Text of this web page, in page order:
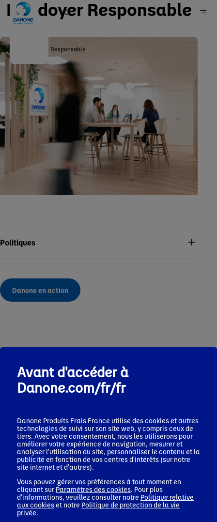
Danone en France
Engagements
Notre approche
Politiques, positions & rapports
Politiques et positions
Plaidoyer Responsable
Plaidoyer Responsable
Politiques
Danone en action
Découvrez aussi
Santé
Découvrez comment nos décennies de recherche en
Avant d'accéder à
Danone.com/fr/fr
Danone Produits Frais France utilise des cookies et autres
technologies de suivi sur son site web, y compris ceux de
tiers. Avec votre consentement, nous les utiliserons pour
améliorer votre expérience de navigation, mesurer et
analyser l'utilisation du site, personnaliser le contenu et la
publicité en fonction de vos centres d'intérêts (sur notre
site internet et d'autres).
Vous pouvez gérer vos préférences à tout moment en
cliquant sur Paramètres des cookies. Pour plus
d'informations, veuillez consulter notre Politique relative
aux cookieset notre Politique de protection de la vie
privée.